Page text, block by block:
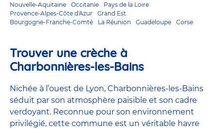
Nouvelle-Aquitaine
Occitanie
Pays de la Loire
Provence-Alpes-Côte d'Azur
Grand Est
Bourgogne-Franche-Comté
La Réunion Guadeloupe Corse
Trouver une crèche à
Charbonnières-les-Bains
Nichée à l’ouest de Lyon, Charbonnières-les-Bains
séduit par son atmosphère paisible et son cadre
verdoyant. Reconnue pour son environnement
privilégié, cette commune est un véritable havre